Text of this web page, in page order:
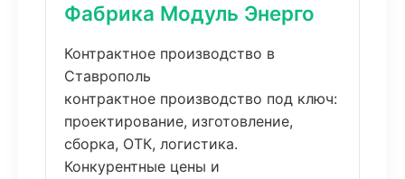
Фабрика Модуль Энерго
Контрактное производство в
Ставрополь
контрактное производство под ключ:
проектирование, изготовление,
сборка, ОТК, логистика.
Конкурентные цены и